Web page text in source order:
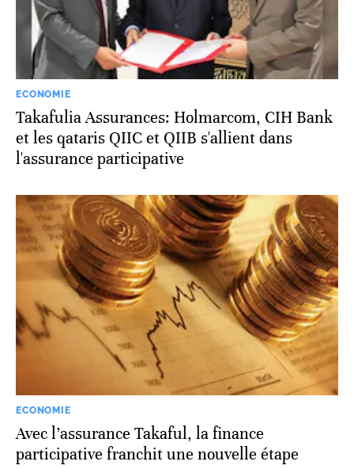
ECONOMIE
Takafulia Assurances: Holmarcom, CIH Bank
et les qataris QIIC et QIIB s'allient dans
l'assurance participative
ECONOMIE
Avec l’assurance Takaful, la finance
participative franchit une nouvelle étape